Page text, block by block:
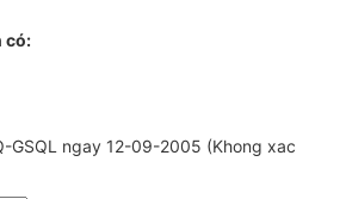
có:
GSQL ngay 12-09-2005 (Khong xac